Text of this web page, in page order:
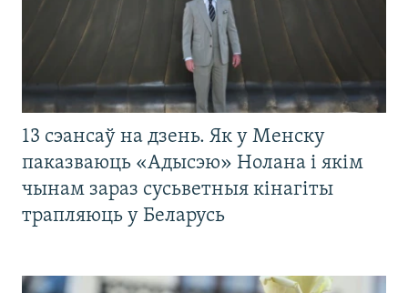
13 сэансаў на дзень. Як у Менску
паказваюць «Адысэю» Нолана і якім
чынам зараз сусьветныя кінагіты
трапляюць у Беларусь